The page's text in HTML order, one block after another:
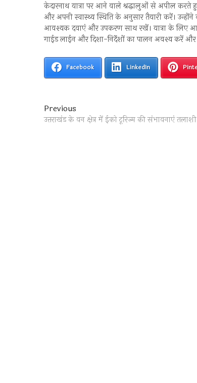
केदारनाथ यात्रा पर आने वाले श्रद्धालुओं से अपील करते
और अपनी स्वास्थ्य स्थिति के अनुसार तैयारी करें।
आवश्यक दवाएं और उपकरण साथ रखें। यात्रा के लिए
गाईड लाईन और दिशा-निर्देशों का पालन अवश्य करें
Facebook LinkedIn
Post
navigation
Previous
post:
उत्तराखंड के वन क्षेत्र में ईको टूरिज्म की संभावनाएं